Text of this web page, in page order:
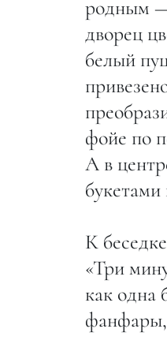
родным —
дворец
белый
фойе по
А в
К
«Три
как одна